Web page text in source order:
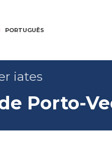
PORTUGUÊS
iates
Porto-